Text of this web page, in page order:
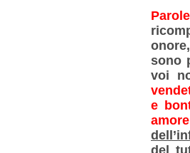
sono
voi
e
del